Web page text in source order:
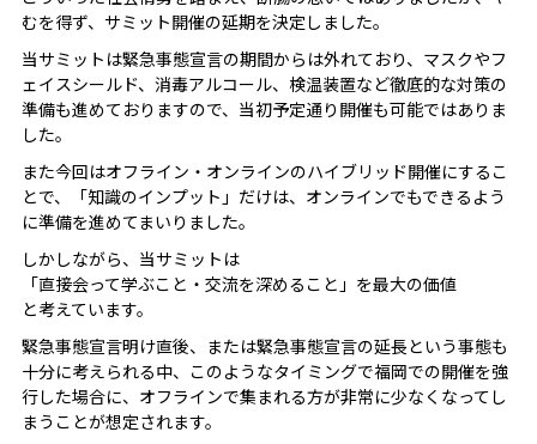
むを得ず、サミット開催の延期を決定しました。
当サミットは緊急事態宣言の期間からは外れており、マスクやフ
ェイスシールド、消毒アルコール、検温装置など徹底的な対策の
準備も進めておりますので、当初予定通り開催も可能ではありま
した。
また今回はオフライン・オンラインのハイブリッド開催にするこ
とで、「知識のインプット」だけは、オンラインでもできるよう
に準備を進めてまいりました。
しかしながら、当サミットは
「直接会って学ぶこと・交流を深めること」を最大の価値
と考えています。
緊急事態宣言明け直後、または緊急事態宣言の延長という事態も
十分に考えられる中、このようなタイミングで福岡での開催を強
行した場合に、オフラインで集まれる方が非常に少なくなってし
まうことが想定されます。